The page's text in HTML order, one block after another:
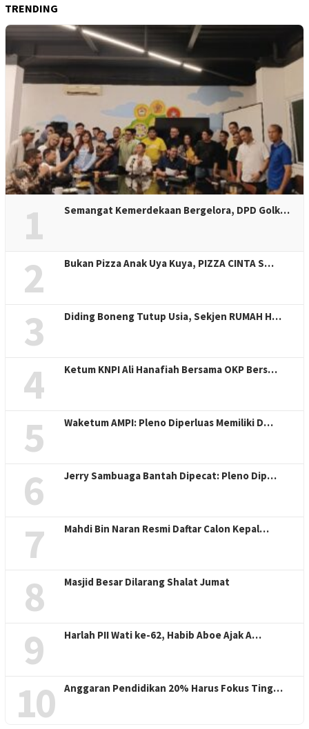
TRENDING
1 Semangat Kemerdekaan Bergelora, DPD Golk…
2 Bukan Pizza Anak Uya Kuya, PIZZA CINTA S…
3 Diding Boneng Tutup Usia, Sekjen RUMAH H…
4 Ketum KNPI Ali Hanafiah Bersama OKP Bers…
5 Waketum AMPI: Pleno Diperluas Memiliki D…
6 Jerry Sambuaga Bantah Dipecat: Pleno Dip…
7 Mahdi Bin Naran Resmi Daftar Calon Kepal…
8 Masjid Besar Dilarang Shalat Jumat
9 Harlah PII Wati ke-62, Habib Aboe Ajak A…
10 Anggaran Pendidikan 20% Harus Fokus Ting…